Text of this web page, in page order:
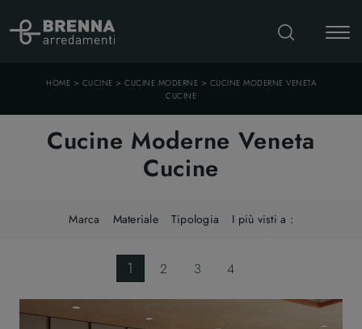
HOME > CUCINE > CUCINE MODERNE > CUCINE MODERNE VENETA
CUCINE
Cucine Moderne Veneta
Cucine
Marca Materiale Tipologia I più visti a :
1 2 3 4